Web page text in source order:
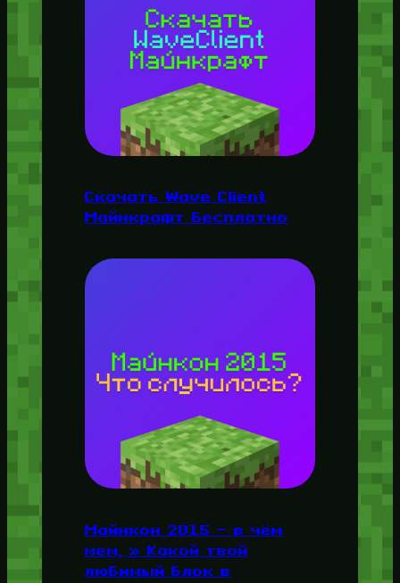
Скачать Wave Client
Майнкрафт Бесплатно
Майнкон 2015 — в чём
мем, » Какой твой
любимый блок в